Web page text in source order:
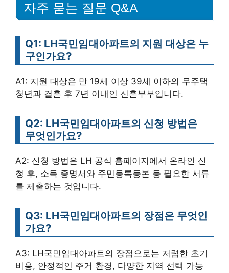
자주 묻는 질문 Q&A
Q1: LH국민임대아파트의 지원 대상은 누
구인가요?
A1: 지원 대상은 만 19세 이상 39세 이하의 무주택
청년과 결혼 후 7년 이내인 신혼부부입니다.
Q2: LH국민임대아파트의 신청 방법은
무엇인가요?
A2: 신청 방법은 LH 공식 홈페이지에서 온라인 신
청 후, 소득 증명서와 주민등록등본 등 필요한 서류
를 제출하는 것입니다.
Q3: LH국민임대아파트의 장점은 무엇인
가요?
A3: LH국민임대아파트의 장점으로는 저렴한 초기
비용, 안정적인 주거 환경, 다양한 지역 선택 가능